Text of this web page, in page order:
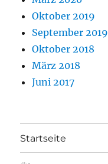
Oktober 2019
September 2019
Oktober 2018
März 2018
Juni 2017
Startseite